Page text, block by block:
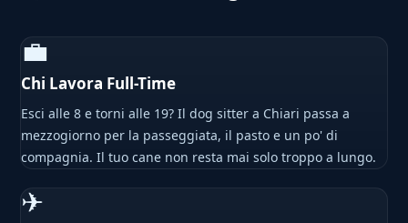
💼
Chi Lavora Full-Time
Esci alle 8 e torni alle 19? Il dog sitter a Chiari passa a
mezzogiorno per la passeggiata, il pasto e un po' di
compagnia. Il tuo cane non resta mai solo troppo a lungo.
✈